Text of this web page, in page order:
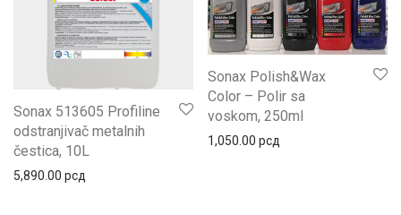
Sonax 513605 Profiline
odstranjivač metalnih
čestica, 10L
5,890.00 рсд
Sonax Polish&Wax
Color – Polir sa
voskom, 250ml
1,050.00 рсд